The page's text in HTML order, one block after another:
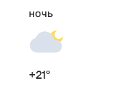
ночь
+21°